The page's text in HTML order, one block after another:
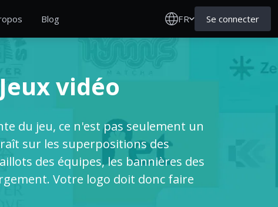
Blog FR Se connecter
vidéo
du jeu, ce n'est pas seulement un
sur les superpositions des
des équipes, les bannières des
Votre logo doit donc faire